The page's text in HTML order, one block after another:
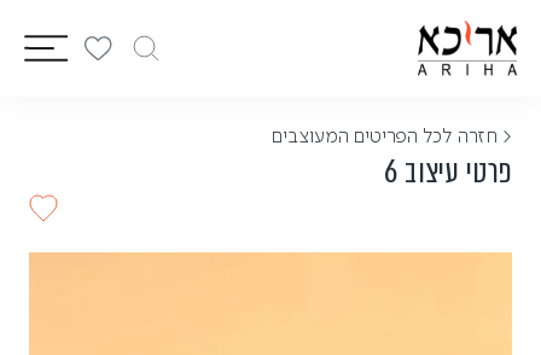
< חזרה לכל הפריטים המעוצבים
פרטי עיצוב 6